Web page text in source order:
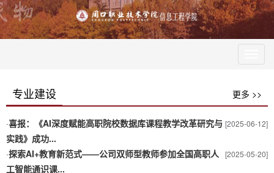
专业建设 更多 >>
[2025-06-12]
·喜报：《AI深度赋能高职院校数据库课程教学改革研究与
实践》成功...
[2025-05-20]
·探索AI+教育新范式——公司双师型教师参加全国高职人
工智能通识课...